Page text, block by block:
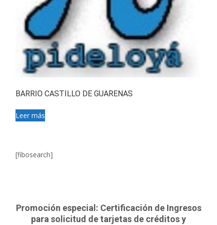
BARRIO CASTILLO DE GUARENAS
Leer más
[fibosearch]
Promoción especial: Certificación de Ingresos
para solicitud de tarjetas de créditos y